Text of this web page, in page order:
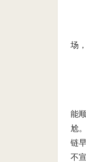
场
能
尬
链
不